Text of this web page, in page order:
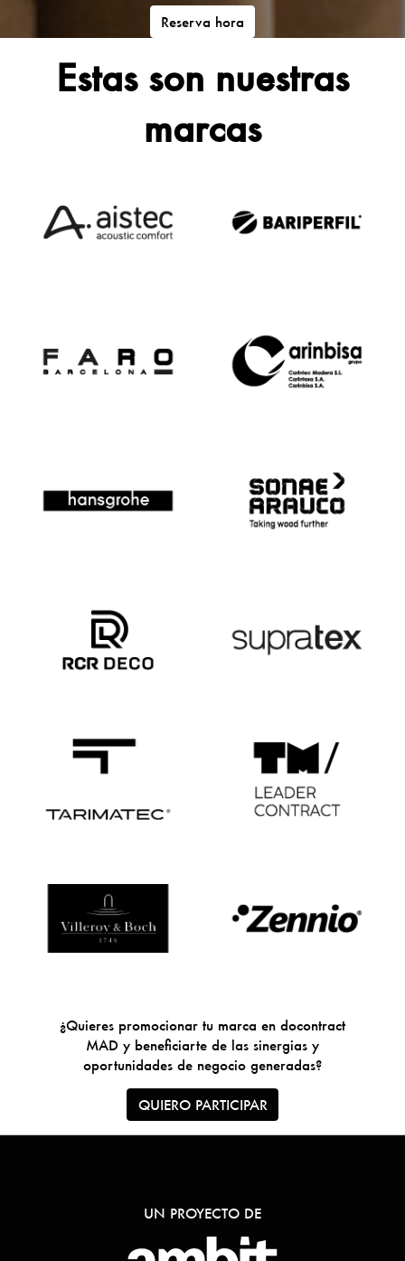
Reserva hora
Estas son nuestras
marcas
¿Quieres promocionar tu marca en docontract
MAD y beneficiarte de las sinergias y
oportunidades de negocio generadas?
QUIERO PARTICIPAR
UN PROYECTO DE